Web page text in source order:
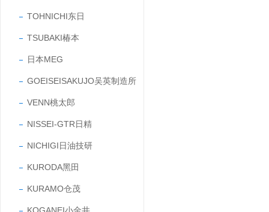
TOHNICHI东日
TSUBAKI椿本
日本MEG
GOEISEISAKUJO吴英制造所
VENN桃太郎
NISSEI-GTR日精
NICHIGI日油技研
KURODA黑田
KURAMO仓茂